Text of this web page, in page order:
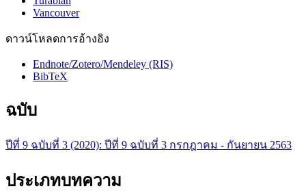
Vancouver
ดาวน์โหลดการอ้างอิง
Endnote/Zotero/Mendeley (RIS)
BibTeX
ฉบับ
ปีที่ 9 ฉบับที่ 3 (2020): ปีที่ 9 ฉบับที่ 3 กรกฎาคม - กันยายน 2563
ประเภทบทความ